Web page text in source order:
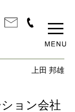
上田 邦雄
ョン会社